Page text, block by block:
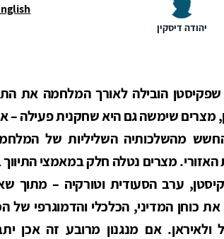
יהודה דיסקין
הובילה לאורך המלחמה את
מצרים שימשה גם היא שחקנית פעילה –
מהשלכותיה השליליות של
האזורי. מצרים נטלה חלק במאמצי
ערב הסעודית וטורקיה – מתוך
כוחן המדיני, הכלכלי והדמוגרפי של
ולאיראן. אם מנגנון מרובע זה אכן